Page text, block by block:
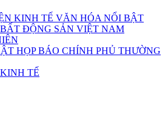
KINH TẾ VĂN HÓA NỔI BẬT
ĐỘNG SẢN VIỆT NAM
HỌP BÁO CHÍNH PHỦ THƯỜNG
TẾ